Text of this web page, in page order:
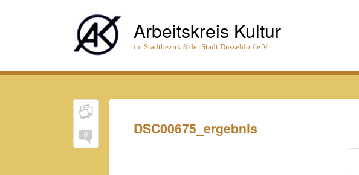
Arbeitskreis Kultur
im Stadtbezirk 8 der Stadt Düsseldorf e.V
0 DSC00675_ergebnis